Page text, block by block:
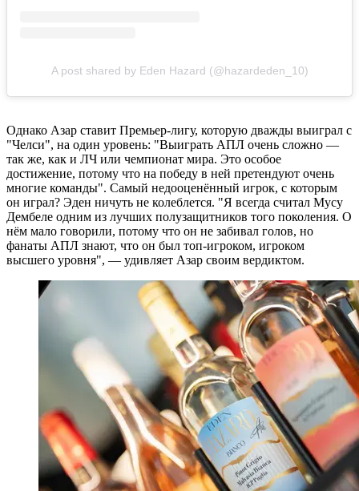
A post shared by Eden Hazard (@hazardeden_10)
Однако Азар ставит Премьер-лигу, которую дважды выиграл с
"Челси", на один уровень: "Выиграть АПЛ очень сложно —
так же, как и ЛЧ или чемпионат мира. Это особое
достижение, потому что на победу в ней претендуют очень
многие команды". Самый недооценённый игрок, с которым
он играл? Эден ничуть не колеблется. "Я всегда считал Мусу
Дембеле одним из лучших полузащитников того поколения. О
нём мало говорили, потому что он не забивал голов, но
фанаты АПЛ знают, что он был топ-игроком, игроком
высшего уровня", — удивляет Азар своим вердиктом.